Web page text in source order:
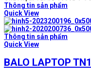
Thông tin sản phẩm
Quick View
Thông tin sản phẩm
Quick View
BALO LAPTOP